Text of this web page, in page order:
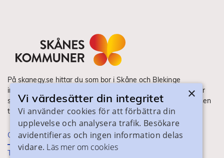
På skanegy.se hittar du som bor i Skåne och Blekinge
information om ditt gymnasieval. Här ser du vilka utbildningar
som finns och hur ansökan och antagning går till. Webbplatsen
tillhandahålls av Skånes Kommuner.
Om webbplatsen
Tillgänglighet
×
Vi värdesätter din integritet
Vi använder cookies för att förbättra din
upplevelse och analysera trafik. Besökare
avidentifieras och ingen information delas
vidare. Läs mer om cookies